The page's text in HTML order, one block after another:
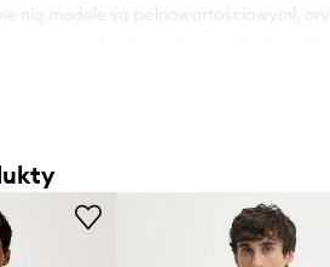
nią modele są pełnowartościowymi,
na guziki ułatwia zakładanie i
i zapinane na guziki kieszenie boczne.
bez podszewki.
od kołnierza): 82 cm.